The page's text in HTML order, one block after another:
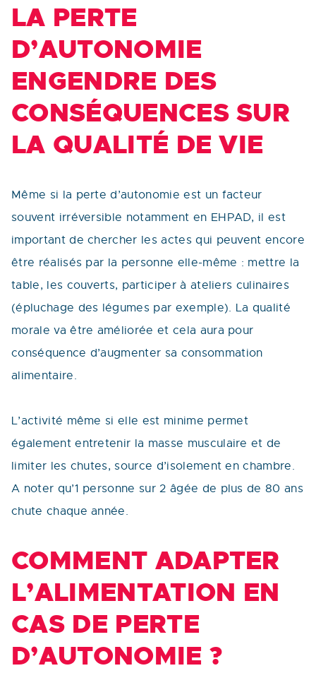
LA PERTE
D’AUTONOMIE
ENGENDRE DES
CONSÉQUENCES SUR
LA QUALITÉ DE VIE
Même si la perte d’autonomie est un facteur
souvent irréversible notamment en EHPAD, il est
important de chercher les actes qui peuvent encore
être réalisés par la personne elle-même : mettre la
table, les couverts, participer à ateliers culinaires
(épluchage des légumes par exemple). La qualité
morale va être améliorée et cela aura pour
conséquence d’augmenter sa consommation
alimentaire.
L’activité même si elle est minime permet
également entretenir la masse musculaire et de
limiter les chutes, source d’isolement en chambre.
A noter qu’1 personne sur 2 âgée de plus de 80 ans
chute chaque année.
COMMENT ADAPTER
L’ALIMENTATION EN
CAS DE PERTE
D’AUTONOMIE ?